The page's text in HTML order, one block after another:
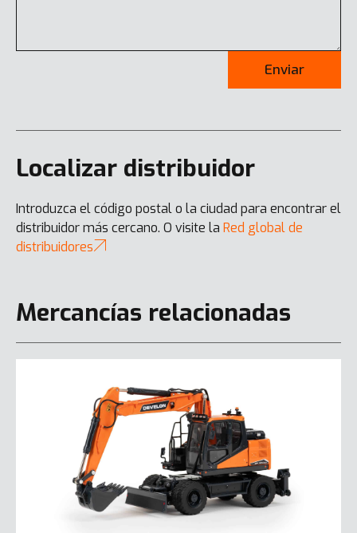
Enviar
Localizar distribuidor
Introduzca el código postal o la ciudad para encontrar el
distribuidor más cercano. O visite la Red global de
distribuidores
Mercancías relacionadas